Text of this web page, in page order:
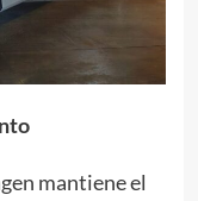
mantiene el